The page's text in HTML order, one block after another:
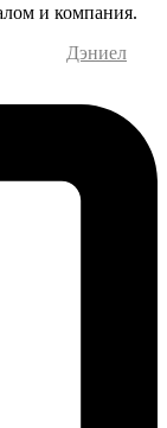
и компания.
Дэниел